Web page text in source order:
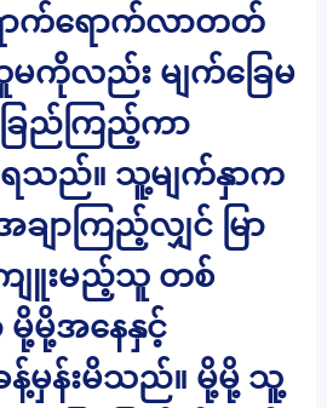
ာက်ရောက်လာတတ်
သူမကိုလည်း မျက်ခြေမ
ြည်ကြည့်ကာ
သည်။ သူ့မျက်နှာက
ာကြည့်လျှင် မြာ
ျူးမည့်သူ တစ်
မို့အနေနှင့်
မှန်းမိသည်။ မို့မို့ သူ့